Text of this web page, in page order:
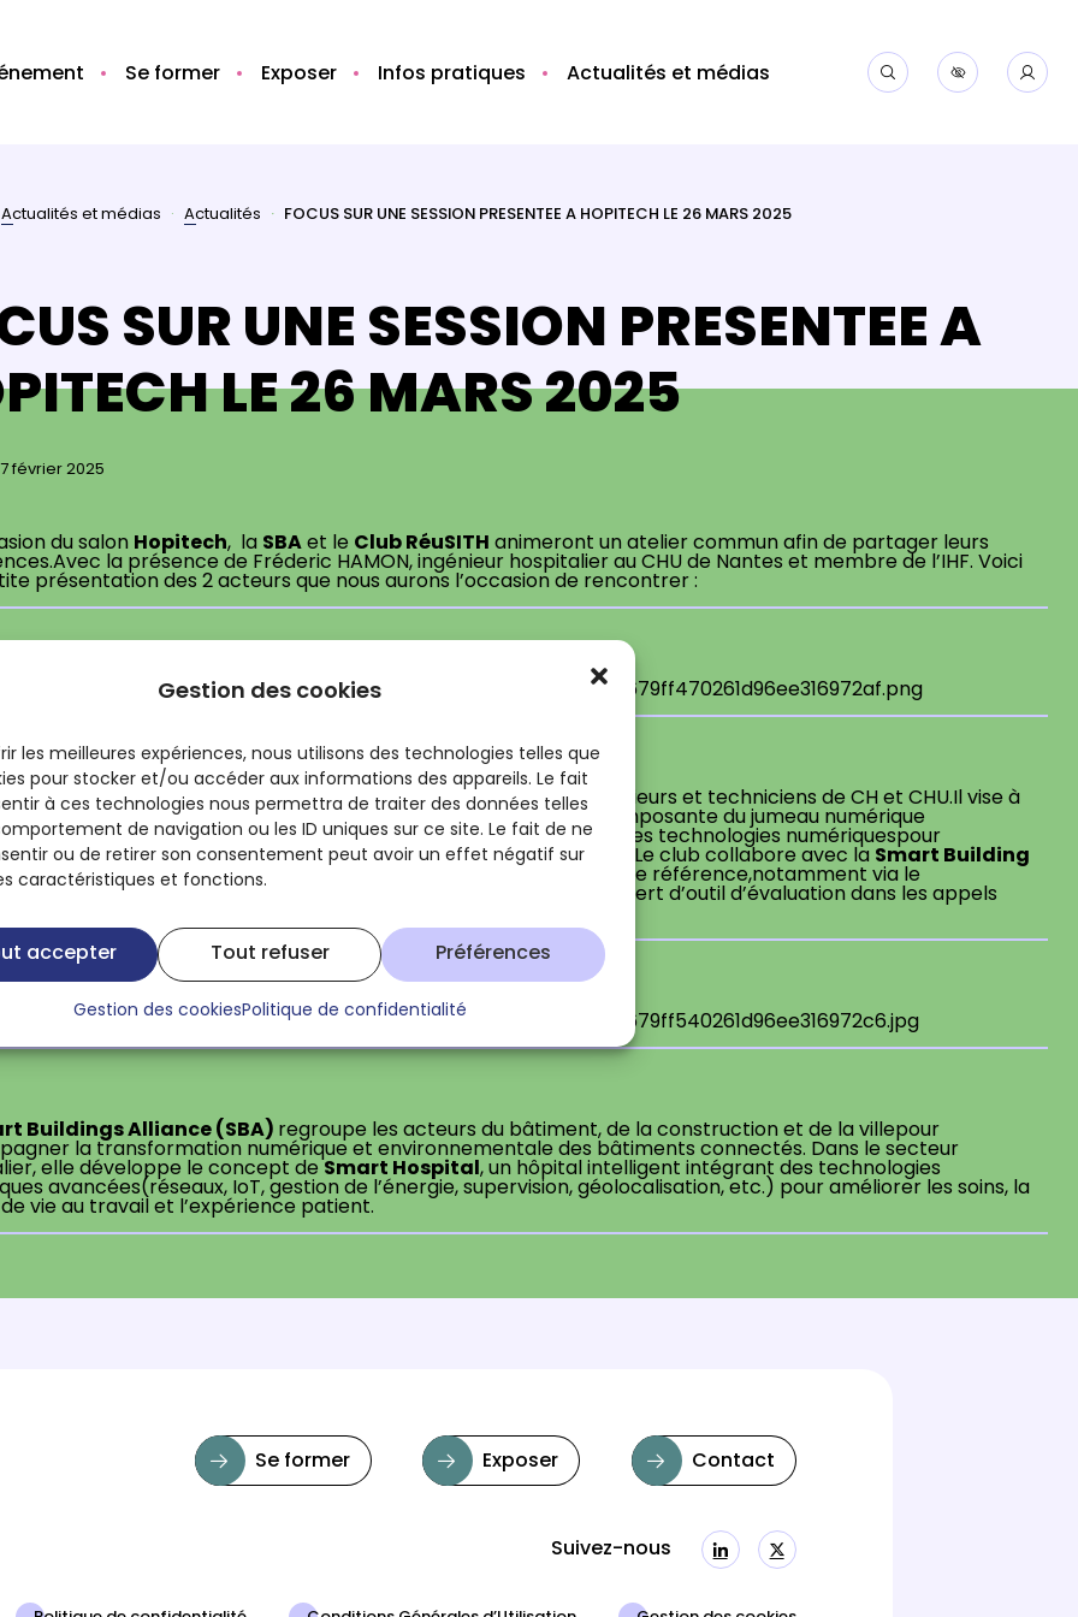
Gestion des cookies
les meilleures expériences, nous utilisons des technologies telles que
pour stocker et/ou accéder aux informations des appareils. Le fait
à ces technologies nous permettra de traiter des données telles
de navigation ou les ID uniques sur ce site. Le fait de ne
ou de retirer son consentement peut avoir un effet négatif sur
caractéristiques et fonctions.
accepter Tout refuser Préférences
Gestion des cookiesPolitique de confidentialité
Se former Exposer Infos pratiques Actualités et médias
Actualités et médias Actualités FOCUS SUR UNE SESSION PRESENTEE A HOPITECH LE 26 MARS 2025
SUR UNE SESSION PRESENTEE A
LE 26 MARS 2025
février 2025
du salonHopitech, laSBAet leClub RéuSITHanimeront un atelier commun afin de partager leurs
la présence de Fréderic HAMON, ingénieur hospitalier au CHU de Nantes et membre de l’IHF. Voici
présentation des 2 acteurs que nous aurons l’occasion de rencontrer :
RéuSITH est un groupe de travail réunissant une quinzaine d’ingénieurs et techniciens de CH et CHU.Il vise à
des expériences et solutions techniques autour duSITH, une composante du jumeau numérique
couvre divers domaines comme laGTB, GMAO, GEMet autres technologies numériquespour
la gestion des données techniques hospitalières non médicales. Le club collabore avec laSmart Building
(SBA)et la commissionSmart-Hospital pour établir un cadre de référence,notamment via le
R2S4Care V1, qui définit une architecture cible pour le SITH et sert d’outil d’évaluation dans les appels
Buildings Alliance (SBA)regroupe les acteurs du bâtiment, de la construction et de la villepour
la transformation numérique et environnementale des bâtiments connectés. Dans le secteur
elle développe le concept deSmart Hospital, un hôpital intelligent intégrant des technologies
avancées(réseaux, IoT, gestion de l’énergie, supervision, géolocalisation, etc.) pour améliorer les soins, la
vie au travail et l’expérience patient.
Se former Exposer Contact
Suivez-nous LinkedinTwitter